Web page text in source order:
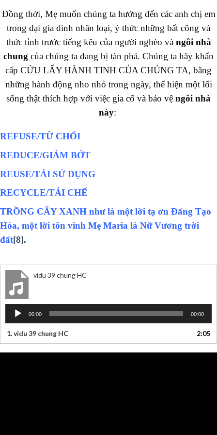
Đồng thời, Mẹ muốn chúng ta hướng đến các anh chị em
trong đại gia đình nhân loại, ý thức những bất công và
thức tỉnh trước tiếng kêu của người nghèo và ngôi nhà
chung của chúng ta đang bị tàn phá. Chúng ta hãy khẩn
cấp CỨU LẤY HÀNH TINH CỦA CHÚNG TA, bằng
những hành động nho nhỏ trong ngày, thể hiện một lối
sống thật thích hợp với việc gia cố và bảo vệ ngôi nhà
này:
REFUSE/TỪ CHỐI
REDUCE/GIẢM BỚT
REUSE/TÁI SỬ DỤNG
RECYCLE/TÁI CHẾ
TRỒNG CÂY XANH như là một lời tạ ơn Đấng Tạo
Hóa, một lời tôn vinh Mẹ Maria là Nữ Vương trời
đất[8].
vidu 39 chung HC
Trình
chơi
00:00 00:00
1.vidu 39 chung HC 2:05